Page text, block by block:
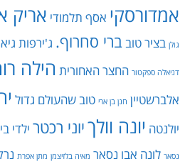
אמדורסקי אסף תלמודי אריק
גולן בציר טובברי סחרוף. ג'ירפות
דניאלה ספקטור החצר האחורית הילה
אלברשטיין חנן בן ארי טוב שהעולם גדול
יולנטה יונה וולךיוני רכטר ילדי
נסאר לונה אבו נסאר מאיה בלזיצמן מתן אפרת